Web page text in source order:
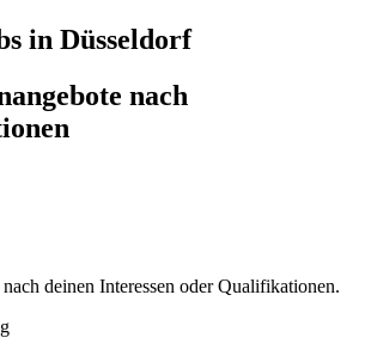
in Düsseldorf
nach
deinen Interessen oder Qualifikationen.